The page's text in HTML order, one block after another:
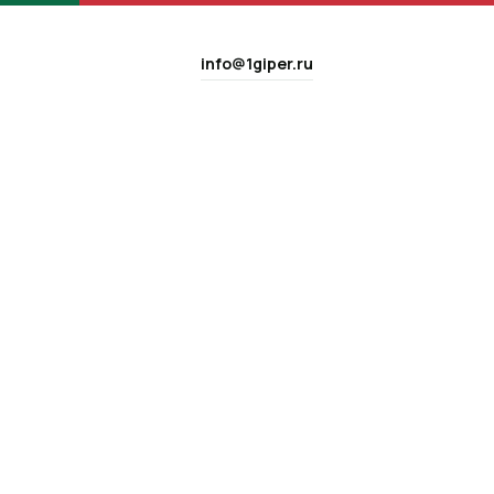
info@1giper.ru